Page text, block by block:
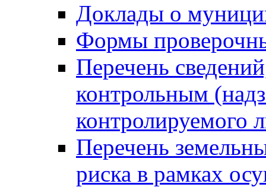
Доклады о
Формы
Перечень
контрольным
контролируемого
Перечень
риска в рамках